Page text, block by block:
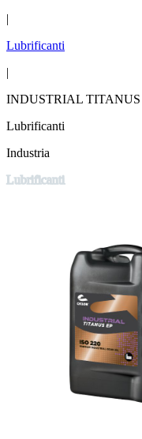
|
Lubrificanti
|
INDUSTRIAL TITANUS
Lubrificanti
Industria
Lubrificanti